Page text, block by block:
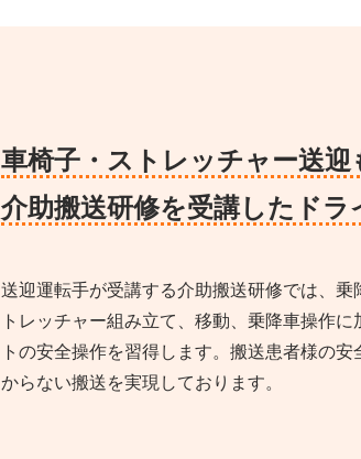
車椅子・ストレッチャー送迎
介助搬送研修を受講したドラ
送迎運転手が受講する介助搬送研修では、
トレッチャー組み立て、移動、乗降車操作
トの安全操作を習得します。搬送患者様の
からない搬送を実現しております。